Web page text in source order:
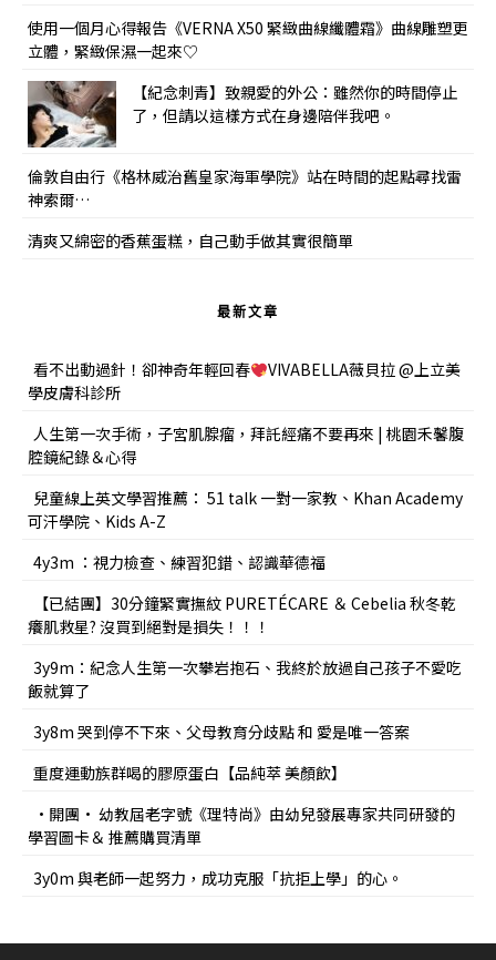
使用一個月心得報告《VERNA X50 緊緻曲線纖體霜》曲線雕塑更
立體，緊緻保濕一起來♡
【紀念刺青】致親愛的外公：雖然你的時間停止
了，但請以這樣方式在身邊陪伴我吧。
倫敦自由行《格林威治舊皇家海軍學院》站在時間的起點尋找雷
神索爾…
清爽又綿密的香蕉蛋糕，自己動手做其實很簡單
最新文章
看不出動過針！卻神奇年輕回春
VIVABELLA薇貝拉 @上立美
學皮膚科診所
人生第一次手術，子宮肌腺瘤，拜託經痛不要再來 | 桃園禾馨腹
腔鏡紀錄＆心得
兒童線上英文學習推薦： 51 talk 一對一家教、Khan Academy
可汗學院、Kids A-Z
4y3m ：視力檢查、練習犯錯、認識華德福
【已結團】30分鐘緊實撫紋 PURETÉCARE ＆ Cebelia 秋冬乾
癢肌救星? 沒買到絕對是損失！！！
3y9m：紀念人生第一次攀岩抱石、我終於放過自己孩子不愛吃
飯就算了
3y8m 哭到停不下來、父母教育分歧點 和 愛是唯一答案
重度運動族群喝的膠原蛋白【品純萃 美顏飲】
•開團• 幼教屆老字號《理特尚》由幼兒發展專家共同研發的
學習圖卡＆ 推薦購買清單
3y0m 與老師一起努力，成功克服「抗拒上學」的心。